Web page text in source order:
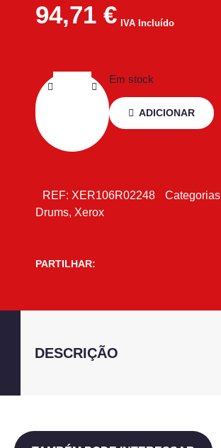
94,71 € IVA Incluído
Em stock
ADICIONAR
REF: XER106R02248 Categorias
Drums, Xerox
PARTILHAR:
DESCRIÇÃO